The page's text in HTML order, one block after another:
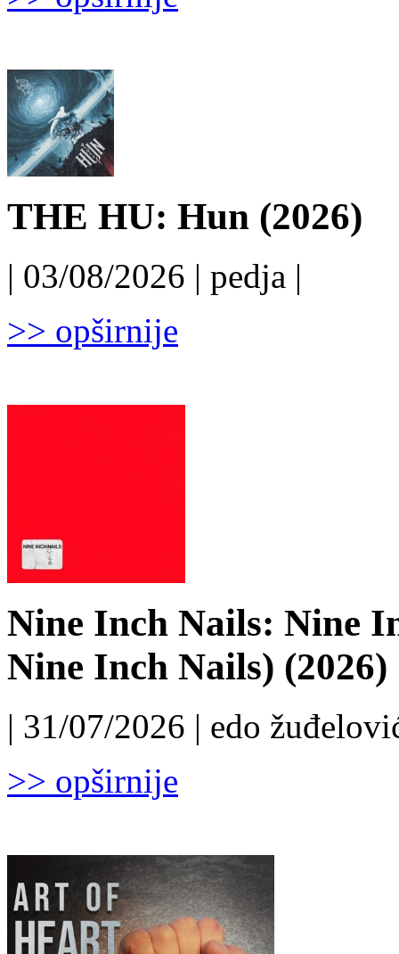
THE HU: Hun (2026)
| 03/08/2026 | pedja |
>> opširnije
Nine Inch Nails: Nine
Nine Inch Nails) (2026)
| 31/07/2026 | edo
>> opširnije